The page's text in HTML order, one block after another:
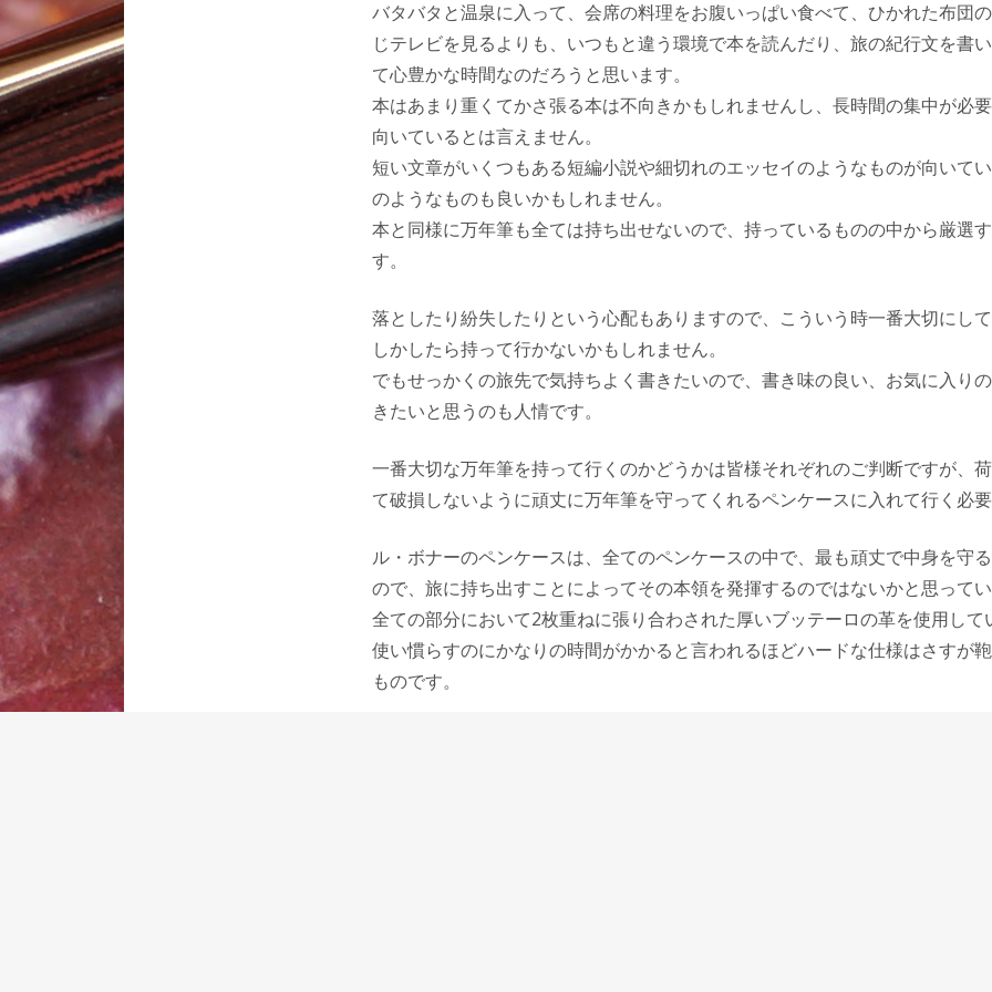
バタバタと温泉に入って、会席の料理をお腹いっぱい食べて、ひかれた布団
じテレビを見るよりも、いつもと違う環境で本を読んだり、旅の紀行文を書
て心豊かな時間なのだろうと思います。
本はあまり重くてかさ張る本は不向きかもしれませんし、長時間の集中が必
向いているとは言えません。
短い文章がいくつもある短編小説や細切れのエッセイのようなものが向いて
のようなものも良いかもしれません。
本と同様に万年筆も全ては持ち出せないので、持っているものの中から厳選
す。
落としたり紛失したりという心配もありますので、こういう時一番大切にし
しかしたら持って行かないかもしれません。
でもせっかくの旅先で気持ちよく書きたいので、書き味の良い、お気に入り
きたいと思うのも人情です。
一番大切な万年筆を持って行くのかどうかは皆様それぞれのご判断ですが、
て破損しないように頑丈に万年筆を守ってくれるペンケースに入れて行く必
ル・ボナーのペンケースは、全てのペンケースの中で、最も頑丈で中身を守
ので、旅に持ち出すことによってその本領を発揮するのではないかと思って
全ての部分において2枚重ねに張り合わされた厚いブッテーロの革を使用して
使い慣らすのにかなりの時間がかかると言われるほどハードな仕様はさすが
ものです。